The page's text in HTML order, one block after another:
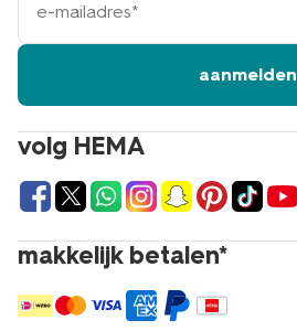
volg HEMA
makkelijk betalen*
mailadres
aanmelden